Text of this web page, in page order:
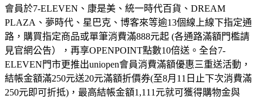
會員於7-ELEVEN、康是美、統一時代百貨、DREAM
PLAZA、夢時代、星巴克、博客來等逾13個線上線下指定通
路，購買指定商品或單筆消費滿888元起 (各通路滿額門檻請
見官網公告），再享OPENPOINT點數10倍送。全台7-
ELEVEN門市更推出uniopen會員消費滿額優惠三重送活動，
結帳金額滿250元送20元滿額折價券(至8月11日止下次消費滿
250元即可折抵)，最高結帳金額1,111元就可獲得購物金與